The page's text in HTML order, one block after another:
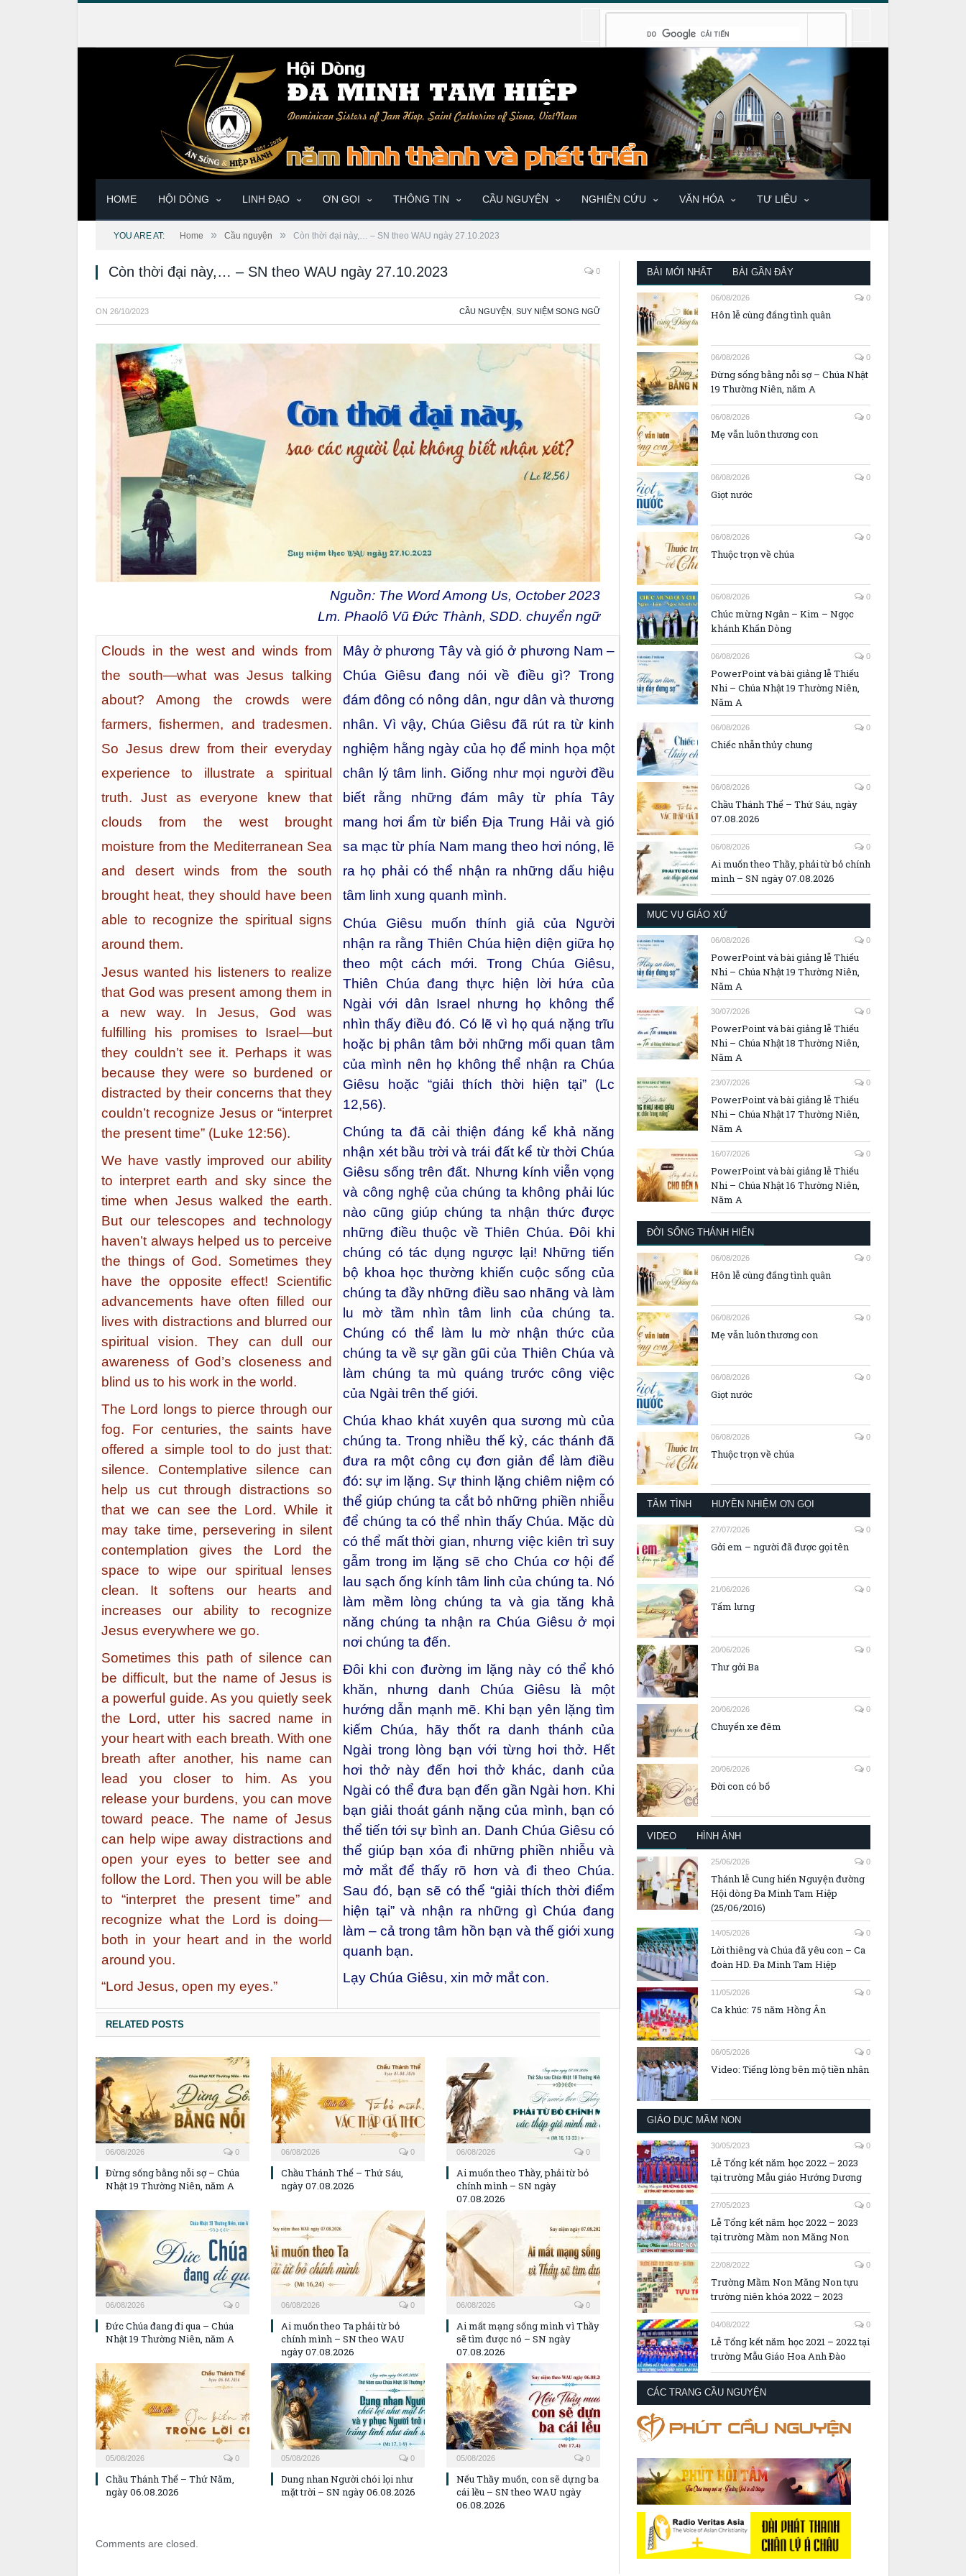
HOME HỘI DÒNG LINH ĐẠO ƠN GỌI THÔNG TIN CẦU NGUYỆN NGHIÊN CỨU VĂN HÓA TƯ LIỆU
YOU ARE AT: Home » Cầu nguyện » Còn thời đại này,… – SN theo WAU ngày 27.10.2023
Còn thời đại này,… – SN theo WAU ngày 27.10.2023 0
ON 26/10/2023 CẦU NGUYỆN SUY NIỆM SONG NGỮ
Nguồn: The Word Among Us, October 2023
Lm. Phaolô Vũ Đức Thành, SDD. chuyển ngữ
Clouds in the west and winds from
the south—what was Jesus talking
about? Among the crowds were
farmers, fishermen, and tradesmen.
So Jesus drew from their everyday
experience to illustrate a spiritual
truth. Just as everyone knew that
clouds from the west brought
moisture from the Mediterranean Sea
and desert winds from the south
brought heat, they should have been
able to recognize the spiritual signs
around them.
Jesus wanted his listeners to realize
that God was present among them in
a new way. In Jesus, God was
fulfilling his promises to Israel—but
they couldn’t see it. Perhaps it was
because they were so burdened or
distracted by their concerns that they
couldn’t recognize Jesus or “interpret
the present time” (Luke 12:56).
We have vastly improved our ability
to interpret earth and sky since the
time when Jesus walked the earth.
But our telescopes and technology
haven’t always helped us to perceive
the things of God. Sometimes they
have the opposite effect! Scientific
advancements have often filled our
lives with distractions and blurred our
spiritual vision. They can dull our
awareness of God’s closeness and
blind us to his work in the world.
The Lord longs to pierce through our
fog. For centuries, the saints have
offered a simple tool to do just that:
silence. Contemplative silence can
help us cut through distractions so
that we can see the Lord. While it
may take time, persevering in silent
contemplation gives the Lord the
space to wipe our spiritual lenses
clean. It softens our hearts and
increases our ability to recognize
Jesus everywhere we go.
Sometimes this path of silence can
be difficult, but the name of Jesus is
a powerful guide. As you quietly seek
the Lord, utter his sacred name in
your heart with each breath. With one
breath after another, his name can
lead you closer to him. As you
release your burdens, you can move
toward peace. The name of Jesus
can help wipe away distractions and
open your eyes to better see and
follow the Lord. Then you will be able
to “interpret the present time” and
recognize what the Lord is doing—
both in your heart and in the world
around you.
“Lord Jesus, open my eyes.”
Mây ở phương Tây và gió ở phương Nam –
Chúa Giêsu đang nói về điều gì? Trong
đám đông có nông dân, ngư dân và thương
nhân. Vì vậy, Chúa Giêsu đã rút ra từ kinh
nghiệm hằng ngày của họ để minh họa một
chân lý tâm linh. Giống như mọi người đều
biết rằng những đám mây từ phía Tây
mang hơi ẩm từ biển Địa Trung Hải và gió
sa mạc từ phía Nam mang theo hơi nóng, lẽ
ra họ phải có thể nhận ra những dấu hiệu
tâm linh xung quanh mình.
Chúa Giêsu muốn thính giả của Người
nhận ra rằng Thiên Chúa hiện diện giữa họ
theo một cách mới. Trong Chúa Giêsu,
Thiên Chúa đang thực hiện lời hứa của
Ngài với dân Israel nhưng họ không thể
nhìn thấy điều đó. Có lẽ vì họ quá nặng trĩu
hoặc bị phân tâm bởi những mối quan tâm
của mình nên họ không thể nhận ra Chúa
Giêsu hoặc “giải thích thời hiện tại” (Lc
12,56).
Chúng ta đã cải thiện đáng kể khả năng
nhận xét bầu trời và trái đất kể từ thời Chúa
Giêsu sống trên đất. Nhưng kính viễn vọng
và công nghệ của chúng ta không phải lúc
nào cũng giúp chúng ta nhận thức được
những điều thuộc về Thiên Chúa. Đôi khi
chúng có tác dụng ngược lại! Những tiến
bộ khoa học thường khiến cuộc sống của
chúng ta đầy những điều sao nhãng và làm
lu mờ tầm nhìn tâm linh của chúng ta.
Chúng có thể làm lu mờ nhận thức của
chúng ta về sự gần gũi của Thiên Chúa và
làm chúng ta mù quáng trước công việc
của Ngài trên thế giới.
Chúa khao khát xuyên qua sương mù của
chúng ta. Trong nhiều thế kỷ, các thánh đã
đưa ra một công cụ đơn giản để làm điều
đó: sự im lặng. Sự thinh lặng chiêm niệm có
thể giúp chúng ta cắt bỏ những phiền nhiễu
để chúng ta có thể nhìn thấy Chúa. Mặc dù
có thể mất thời gian, nhưng việc kiên trì suy
gẫm trong im lặng sẽ cho Chúa cơ hội để
lau sạch ống kính tâm linh của chúng ta. Nó
làm mềm lòng chúng ta và gia tăng khả
năng chúng ta nhận ra Chúa Giêsu ở mọi
nơi chúng ta đến.
Đôi khi con đường im lặng này có thể khó
khăn, nhưng danh Chúa Giêsu là một
hướng dẫn mạnh mẽ. Khi bạn yên lặng tìm
kiếm Chúa, hãy thốt ra danh thánh của
Ngài trong lòng bạn với từng hơi thở. Hết
hơi thở này đến hơi thở khác, danh của
Ngài có thể đưa bạn đến gần Ngài hơn. Khi
bạn giải thoát gánh nặng của mình, bạn có
thể tiến tới sự bình an. Danh Chúa Giêsu có
thể giúp bạn xóa đi những phiền nhiễu và
mở mắt để thấy rõ hơn và đi theo Chúa.
Sau đó, bạn sẽ có thể “giải thích thời điểm
hiện tại” và nhận ra những gì Chúa đang
làm – cả trong tâm hồn bạn và thế giới xung
quanh bạn.
Lạy Chúa Giêsu, xin mở mắt con.
RELATED POSTS
06/08/2026 0
Đừng sống bằng nỗi sợ – Chúa
Nhật 19 Thường Niên, năm A
06/08/2026 0
Chầu Thánh Thể – Thứ Sáu,
ngày 07.08.2026
06/08/2026 0
Ai muốn theo Thầy, phải từ bỏ
chính mình – SN ngày
07.08.2026
06/08/2026 0
Đức Chúa đang đi qua – Chúa
Nhật 19 Thường Niên, năm A
06/08/2026 0
Ai muốn theo Ta phải từ bỏ
chính mình – SN theo WAU
ngày 07.08.2026
06/08/2026 0
Ai mất mạng sống mình vì Thầy
sẽ tìm được nó – SN ngày
07.08.2026
05/08/2026 0
Chầu Thánh Thể – Thứ Năm,
ngày 06.08.2026
05/08/2026 0
Dung nhan Người chói lọi như
mặt trời – SN ngày 06.08.2026
05/08/2026 0
Nếu Thầy muốn, con sẽ dựng ba
cái lều – SN theo WAU ngày
06.08.2026
Comments are closed.
BÀI MỚI NHẤT BÀI GẦN ĐÂY
06/08/2026 0
Hôn lễ cùng đấng tình quân
06/08/2026 0
Đừng sống bằng nỗi sợ – Chúa Nhật
19 Thường Niên, năm A
06/08/2026 0
Mẹ vẫn luôn thương con
06/08/2026 0
Giọt nước
06/08/2026 0
Thuộc trọn về chúa
06/08/2026 0
Chúc mừng Ngân – Kim – Ngọc
khánh Khấn Dòng
06/08/2026 0
PowerPoint và bài giảng lễ Thiếu
Nhi – Chúa Nhật 19 Thường Niên,
Năm A
06/08/2026 0
Chiếc nhẫn thủy chung
06/08/2026 0
Chầu Thánh Thể – Thứ Sáu, ngày
07.08.2026
06/08/2026 0
Ai muốn theo Thầy, phải từ bỏ chính
mình – SN ngày 07.08.2026
MỤC VỤ GIÁO XỨ
06/08/2026 0
PowerPoint và bài giảng lễ Thiếu
Nhi – Chúa Nhật 19 Thường Niên,
Năm A
30/07/2026 0
PowerPoint và bài giảng lễ Thiếu
Nhi – Chúa Nhật 18 Thường Niên,
Năm A
23/07/2026 0
PowerPoint và bài giảng lễ Thiếu
Nhi – Chúa Nhật 17 Thường Niên,
Năm A
16/07/2026 0
PowerPoint và bài giảng lễ Thiếu
Nhi – Chúa Nhật 16 Thường Niên,
Năm A
ĐỜI SỐNG THÁNH HIẾN
06/08/2026 0
Hôn lễ cùng đấng tình quân
06/08/2026 0
Mẹ vẫn luôn thương con
06/08/2026 0
Giọt nước
06/08/2026 0
Thuộc trọn về chúa
TÂM TÌNH HUYỀN NHIỆM ƠN GỌI
27/07/2026 0
Gởi em – người đã được gọi tên
21/06/2026 0
Tấm lưng
20/06/2026 0
Thư gởi Ba
20/06/2026 0
Chuyến xe đêm
20/06/2026 0
Đời con có bố
VIDEO HÌNH ẢNH
25/06/2026 0
Thánh lễ Cung hiến Nguyện đường
Hội dòng Đa Minh Tam Hiệp
(25/06/2016)
14/05/2026 0
Lời thiêng và Chúa đã yêu con – Ca
đoàn HD. Đa Minh Tam Hiệp
11/05/2026 0
Ca khúc: 75 năm Hồng Ân
06/05/2026 0
Video: Tiếng lòng bên mộ tiền nhân
GIÁO DỤC MẦM NON
30/05/2023 0
Lễ Tổng kết năm học 2022 – 2023
tại trường Mẫu giáo Hướng Dương
27/05/2023 0
Lễ Tổng kết năm học 2022 – 2023
tại trường Mầm non Măng Non
22/08/2022 0
Trường Mầm Non Măng Non tựu
trường niên khóa 2022 – 2023
04/08/2022 0
Lễ Tổng kết năm học 2021 – 2022 tại
trường Mẫu Giáo Hoa Anh Đào
CÁC TRANG CẦU NGUYỆN